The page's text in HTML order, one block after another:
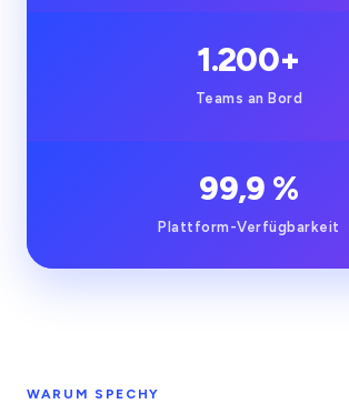
1.200+
Teams an Bord
99,9 %
Plattform-Verfügbarkeit
WARUM SPECHY